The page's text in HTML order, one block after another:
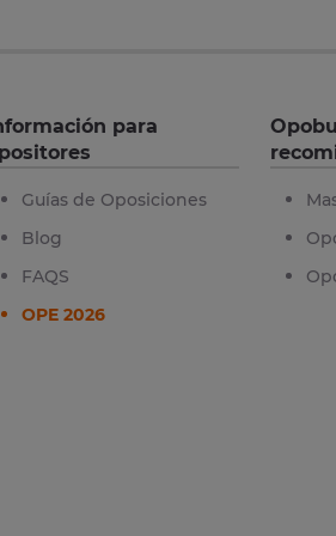
para
Guías de Oposiciones
Blog
FAQS
OPE 2026